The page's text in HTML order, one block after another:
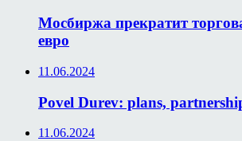
Мосбиржа прекратит
евро
11.06.2024
Povel Durev: plans,
11.06.2024